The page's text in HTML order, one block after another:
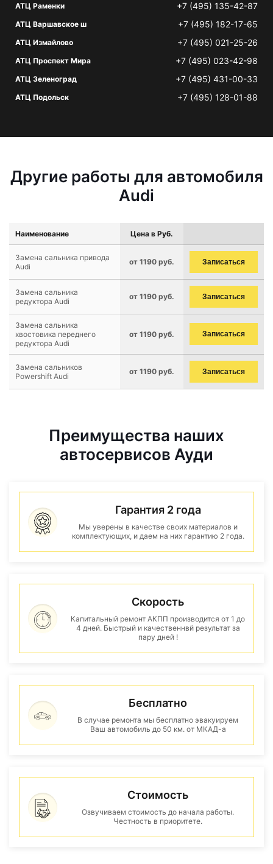
АТЦ Раменки +7 (495) 135-42-87
АТЦ Варшавское ш +7 (495) 182-17-65
АТЦ Измайлово +7 (495) 021-25-26
АТЦ Проспект Мира +7 (495) 023-42-98
АТЦ Зеленоград +7 (495) 431-00-33
АТЦ Подольск +7 (495) 128-01-88
Другие работы для автомобиля
Audi
Наименование Цена в Руб.
Замена сальника привода
Audi
от 1190 руб. Записаться
Замена сальника
редуктора Audi
от 1190 руб. Записаться
Замена сальника
хвостовика переднего
редуктора Audi
от 1190 руб. Записаться
Замена сальников
Powershift Audi
от 1190 руб. Записаться
Преимущества наших
автосервисов Ауди
Гарантия 2 года
Мы уверены в качестве своих материалов и
комплектующих, и даем на них гарантию 2 года.
Скорость
Капитальный ремонт АКПП производится от 1 до
4 дней. Быстрый и качественнвй результат за
пару дней !
Бесплатно
В случае ремонта мы бесплатно эвакуируем
Ваш автомобиль до 50 км. от МКАД-а
Стоимость
Озвучиваем стоимость до начала работы.
Честность в приоритете.